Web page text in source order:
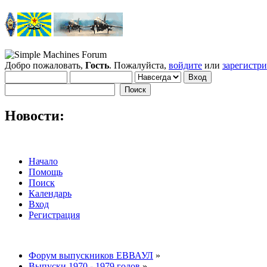
Добро пожаловать, Гость. Пожалуйста, войдите или
Новости:
Начало
Помощь
Поиск
Календарь
Вход
Регистрация
Форум выпускников ЕВВАУЛ »